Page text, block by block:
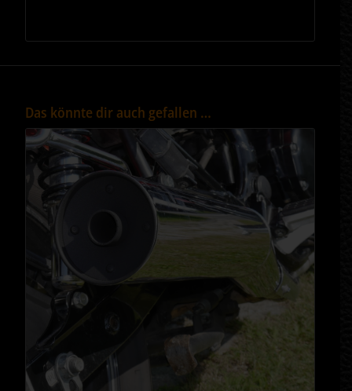
Das könnte dir auch gefallen …